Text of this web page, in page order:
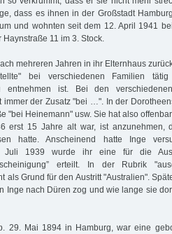
dass es ihnen in der Großstadt
und wohnten seit dem 12. April 1941
11 im 3. Stock.
mehreren Jahren in ihr Elternhaus
bei verschiedenen Familien
entnehmen ist. Bei den
immer der Zusatz "bei …". In der
"bei Heinemann" usw. Sie hat also
erst 15 Jahre alt war, ist anzunehmen,
hatte. Anscheinend hatte Inge
Juli 1939 wurde ihr eine für die
erteilt. In der Rubrik
als Grund für den Austritt "Australien".
Inge nach Düren zog und wie lange sie
29. Mai 1894 in Hamburg, war eine